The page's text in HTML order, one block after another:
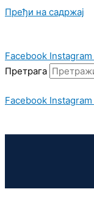
Пређи на садржај
Facebook Instagram
Претрага
Facebook Instagram